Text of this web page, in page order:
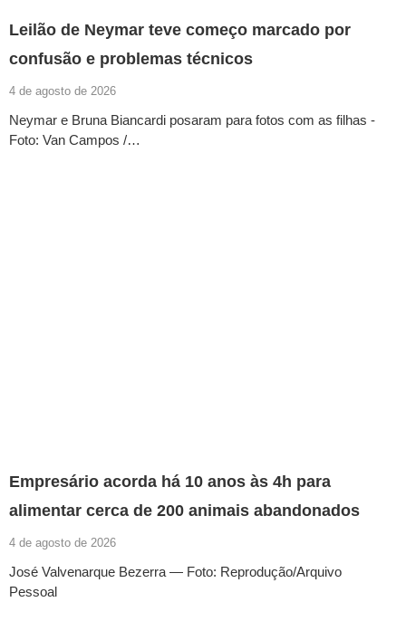
Leilão de Neymar teve começo marcado por
confusão e problemas técnicos
4 de agosto de 2026
Neymar e Bruna Biancardi posaram para fotos com as filhas -
Foto: Van Campos /…
Empresário acorda há 10 anos às 4h para
alimentar cerca de 200 animais abandonados
4 de agosto de 2026
José Valvenarque Bezerra — Foto: Reprodução/Arquivo
Pessoal